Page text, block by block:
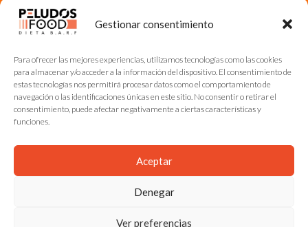
Gestionar consentimiento
Para ofrecer las mejores experiencias, utilizamos tecnologías como las cookies
para almacenar y/o acceder a la información del dispositivo. El consentimiento de
estas tecnologías nos permitirá procesar datos como el comportamiento de
navegación o las identificaciones únicas en este sitio. No consentir o retirar el
consentimiento, puede afectar negativamente a ciertas características y
funciones.
Aceptar
Denegar
Ver preferencias
Blog
Contacto
Dirección
Av. de Oza, 217, 15006 A Coruña, España
info@peludosfood.com